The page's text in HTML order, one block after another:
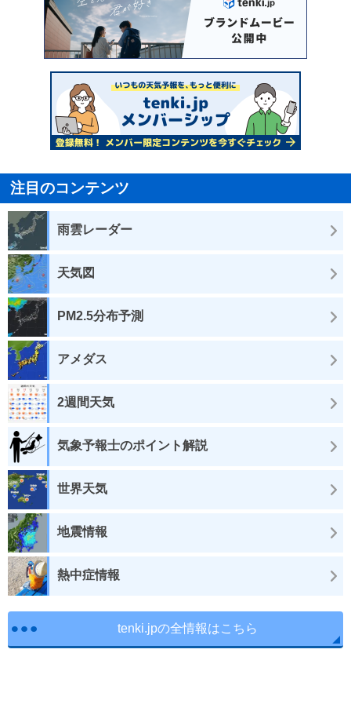
注目のコンテンツ
雨雲レーダー
天気図
PM2.5分布予測
アメダス
2週間天気
気象予報士のポイント解説
世界天気
地震情報
熱中症情報
tenki.jpの全情報はこちら